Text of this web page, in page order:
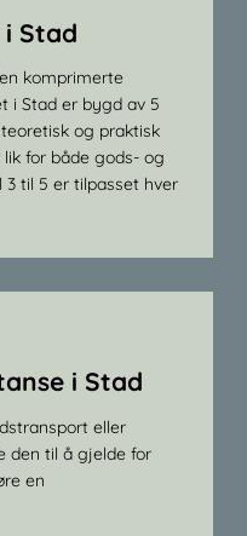
i Stad
komprimerte
i Stad er bygd av 5
og praktisk
for både gods- og
til 5 er tilpasset hver
i Stad
eller
den til å gjelde for
en